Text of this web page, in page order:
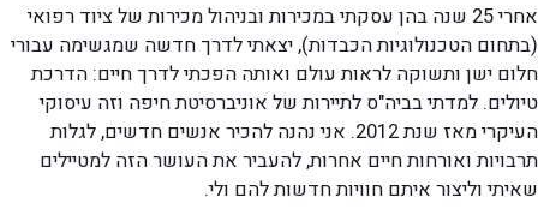
אחרי 25 שנה בהן עסקתי במכירות ובניהול מכירות של ציוד רפואי
(בתחום הטכנולוגיות הכבדות), יצאתי לדרך חדשה שמגשימה עבורי
חלום ישן ותשוקה לראות עולם ואותה הפכתי לדרך חיים: הדרכת
טיולים. למדתי בביה"ס לתיירות של אוניברסיטת חיפה וזה עיסוקי
העיקרי מאז שנת 2012. אני נהנה להכיר אנשים חדשים, לגלות
תרבויות ואורחות חיים אחרות, להעביר את העושר הזה למטיילים
שאיתי וליצור איתם חוויות חדשות להם ולי.